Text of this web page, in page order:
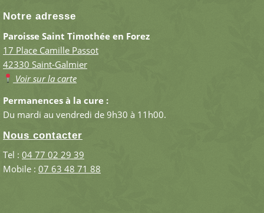
Notre adresse
Paroisse Saint Timothée en Forez
17 Place Camille Passot
42330 Saint-Galmier
Voir sur la carte
Permanences à la cure :
Du mardi au vendredi de 9h30 à 11h00.
Nous contacter
Tel : 04 77 02 29 39
Mobile : 07 63 48 71 88